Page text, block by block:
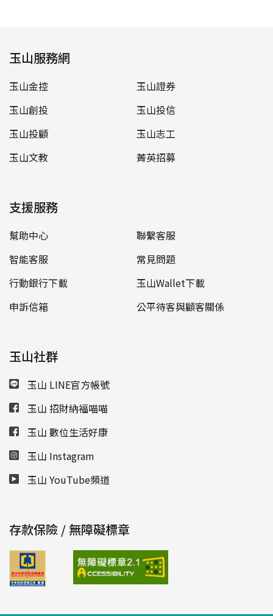
玉山服務網
玉山金控
玉山證券
玉山創投
玉山投信
玉山投顧
玉山志工
玉山文教
菁英招募
支援服務
幫助中心
聯繫客服
智能客服
常見問題
行動銀行下載
玉山Wallet下載
申訴信箱
公平待客與顧客關係
玉山社群
玉山 LINE官方帳號
玉山 招財納福喵喵
玉山 數位生活好康
玉山 Instagram
玉山 YouTube頻道
存款保險 / 無障礙標章